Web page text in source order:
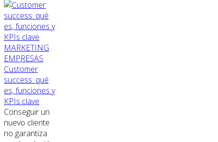
MARKETING
EMPRESAS
Customer
success: qué
es, funciones y
KPIs clave
Conseguir un
nuevo cliente
no garantiza